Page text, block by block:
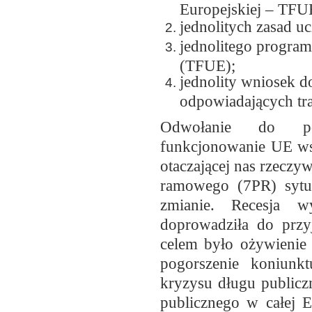
Europejskiej –
jednolitych zasad
jednolitego
(TFUE);
jednolity wniosek
odpowiadających
Odwołanie do
funkcjonowanie UE
otaczającej nas
ramowego (7PR)
zmianie. Recesja
doprowadziła do
celem było
pogorszenie
kryzysu długu
publicznego w całej